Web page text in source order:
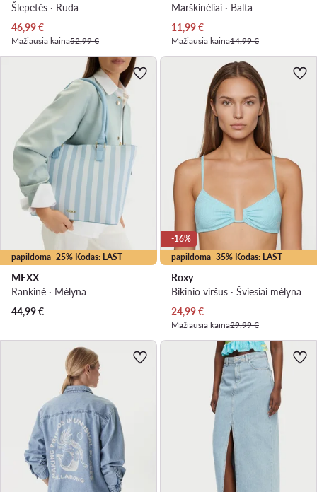
Šlepetės · Ruda
Dabartinė kaina
46,99€
Mažiausia kaina52,99 €
Marškinėliai · Balta
Dabartinė kaina
11,99€
Mažiausia kaina14,99 €
papildoma -25% Kodas: LAST
MEXX
Rankinė · Mėlyna
44,99€
papildoma -35% Kodas: LAST
-16%
Roxy
Bikinio viršus · Šviesiai mėlyna
Dabartinė kaina
24,99€
Mažiausia kaina29,99 €